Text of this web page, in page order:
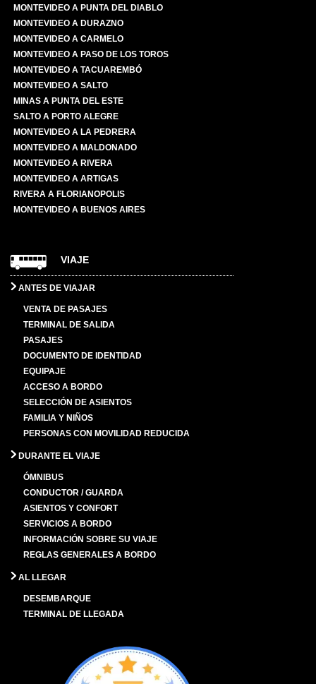
MONTEVIDEO A PUNTA DEL DIABLO
MONTEVIDEO A DURAZNO
MONTEVIDEO A CARMELO
MONTEVIDEO A PASO DE LOS TOROS
MONTEVIDEO A TACUAREMBÓ
MONTEVIDEO A SALTO
MINAS A PUNTA DEL ESTE
SALTO A PORTO ALEGRE
MONTEVIDEO A LA PEDRERA
MONTEVIDEO A MALDONADO
MONTEVIDEO A RIVERA
MONTEVIDEO A ARTIGAS
RIVERA A FLORIANOPOLIS
MONTEVIDEO A BUENOS AIRES
VIAJE
ANTES DE VIAJAR
VENTA DE PASAJES
TERMINAL DE SALIDA
PASAJES
DOCUMENTO DE IDENTIDAD
EQUIPAJE
ACCESO A BORDO
SELECCIÓN DE ASIENTOS
FAMILIA Y NIÑOS
PERSONAS CON MOVILIDAD REDUCIDA
DURANTE EL VIAJE
ÓMNIBUS
CONDUCTOR / GUARDA
ASIENTOS Y CONFORT
SERVICIOS A BORDO
INFORMACIÓN SOBRE SU VIAJE
REGLAS GENERALES A BORDO
AL LLEGAR
DESEMBARQUE
TERMINAL DE LLEGADA